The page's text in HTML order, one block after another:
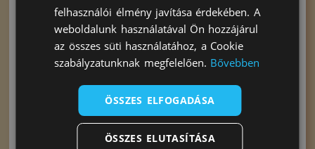
Chipsi Alom Fun
4kg
3.698Ft
3.198Ft
Chipsi Kukorica
Alom Family
20L
6.798
6.198
felhasználói élmény javítása érdekében. A
weboldalunk használatával Ön hozzájárul
az összes süti használatához, a Cookie
szabályzatunknak megfelelően. Bővebben
ÖSSZES ELFOGADÁSA
ÖSSZES ELUTASÍTÁSA